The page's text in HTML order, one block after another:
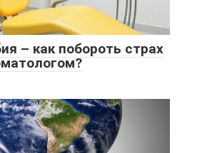
– как побороть страх